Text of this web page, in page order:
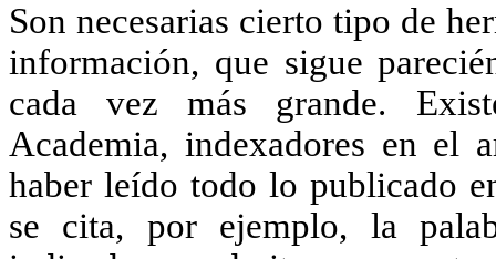
Son necesarias cierto tipo de
información, que sigue
cada vez más grande.
Academia, indexadores en el
haber leído todo lo publicado
se cita, por ejemplo, la